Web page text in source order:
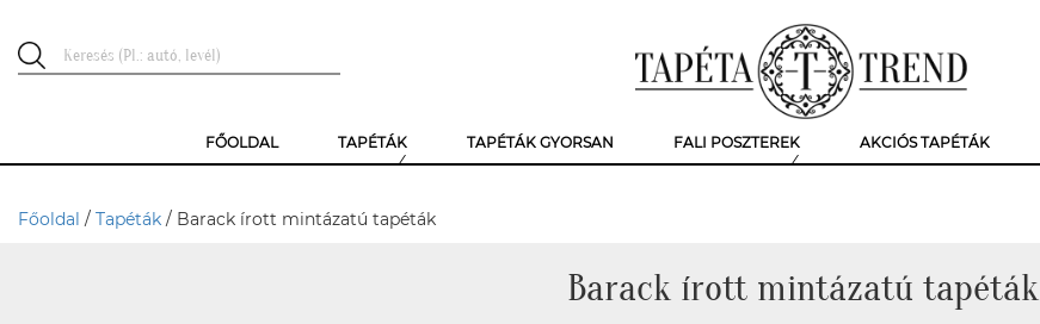
FŐOLDAL TAPÉTÁK TAPÉTÁK GYORSAN FALI POSZTEREK AKCIÓS TAPÉTÁK
Főoldal / Tapéták / Barack írott mintázatú tapéták
Barack írott mintázatú tapéták